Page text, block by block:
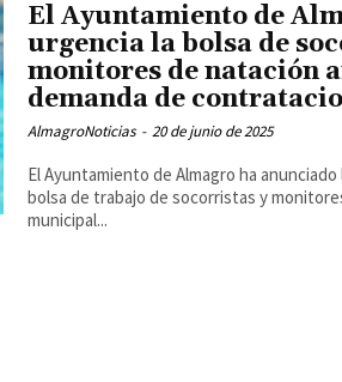
El Ayuntamiento de
urgencia la bolsa de
monitores de natación
demanda de
AlmagroNoticias - 20 de junio de 2025
El Ayuntamiento de Almagro ha
bolsa de trabajo de socorristas y
municipal...